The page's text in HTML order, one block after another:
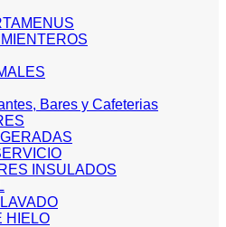
Bares y Cafeterias
INSULADOS
HIELO